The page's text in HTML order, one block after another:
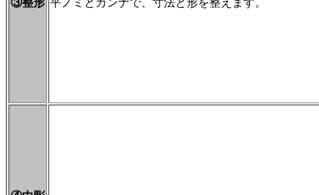
③整形 平ノミとカンナで、寸法と形を整えます。